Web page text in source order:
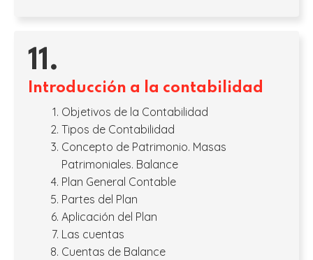
11.
Introducción a la contabilidad
Objetivos de la Contabilidad
Tipos de Contabilidad
Concepto de Patrimonio. Masas
Patrimoniales. Balance
Plan General Contable
Partes del Plan
Aplicación del Plan
Las cuentas
Cuentas de Balance